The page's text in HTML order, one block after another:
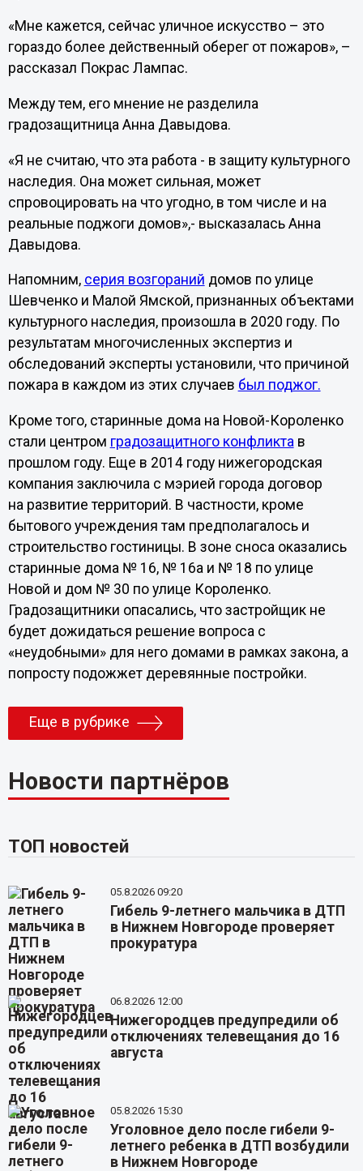
«Мне кажется, сейчас уличное искусство – это
гораздо более действенный оберег от пожаров», –
рассказал Покрас Лампас.
Между тем, его мнение не разделила
градозащитница Анна Давыдова.
«Я не считаю, что эта работа - в защиту культурного
наследия. Она может сильная, может
спровоцировать на что угодно, в том числе и на
реальные поджоги домов»,- высказалась Анна
Давыдова.
Напомним, серия возгораний домов по улице
Шевченко и Малой Ямской, признанных объектами
культурного наследия, произошла в 2020 году. По
результатам многочисленных экспертиз и
обследований эксперты установили, что причиной
пожара в каждом из этих случаев был поджог.
Кроме того, старинные дома на Новой-Короленко
стали центром градозащитного конфликта в
прошлом году. Еще в 2014 году нижегородская
компания заключила с мэрией города договор
на развитие территорий. В частности, кроме
бытового учреждения там предполагалось и
строительство гостиницы. В зоне сноса оказались
старинные дома № 16, № 16а и № 18 по улице
Новой и дом № 30 по улице Короленко.
Градозащитники опасались, что застройщик не
будет дожидаться решение вопроса с
«неудобными» для него домами в рамках закона, а
попросту подожжет деревянные постройки.
Еще в рубрике
Новости партнёров
ТОП новостей
05.8.2026 09:20
Гибель 9-летнего мальчика в ДТП
в Нижнем Новгороде проверяет
прокуратура
06.8.2026 12:00
Нижегородцев предупредили об
отключениях телевещания до 16
августа
05.8.2026 15:30
Уголовное дело после гибели 9-
летнего ребенка в ДТП возбудили
в Нижнем Новгороде